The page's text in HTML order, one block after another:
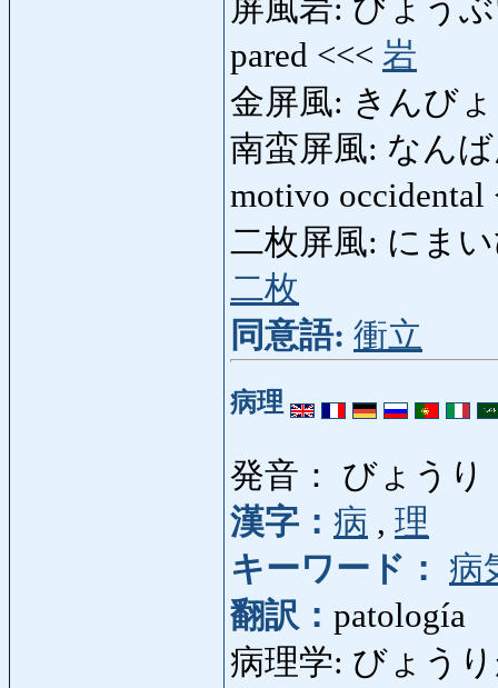
屏風岩: びょうぶ
pared <<< 岩
金屏風: きんび
南蛮屏風: なん
motivo
二枚屏風: にま
二枚
同意語: 衝立
病理
発音： びょうり
漢字： 病 , 理
キーワード： 病
翻訳： patología
病理学: びょう